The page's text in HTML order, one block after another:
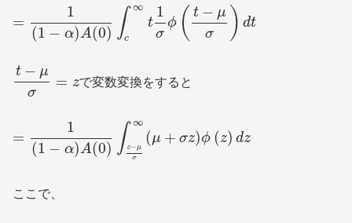
=
1
(1 − α)A(0) ∫ ∞
c
t
1
σ
ϕ ( t − μ
σ
) dt
t − μ
σ
= zで変数変換をすると
=
1
(1 − α)A(0) ∫ ∞
c−μ
σ
(μ + σz)ϕ (z) dz
ここで、